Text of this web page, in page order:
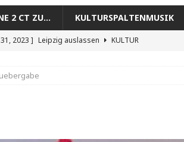
2 CT ZU… KULTURSPALTENMUSIK
2023 ] Leipzig auslassen
KULTUR
2023 ] Die Mobilisierung der menschlichen Dummheit
uebergabe